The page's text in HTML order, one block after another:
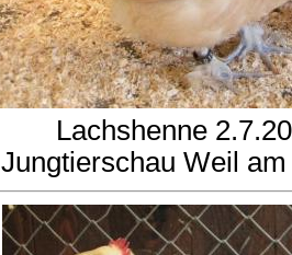
Lachshenne
Jungtierschau Weil